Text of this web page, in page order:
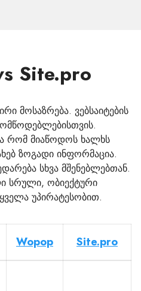
Site.pro
მოსაზრება. ვებსაიტების
რომ მიაწოდოს ხალხს
ზოგადი ინფორმაცია.
სხვა მშენებლებთან.
სრული, ობიექტური
უპირატესობით.
Wopop Site.pro